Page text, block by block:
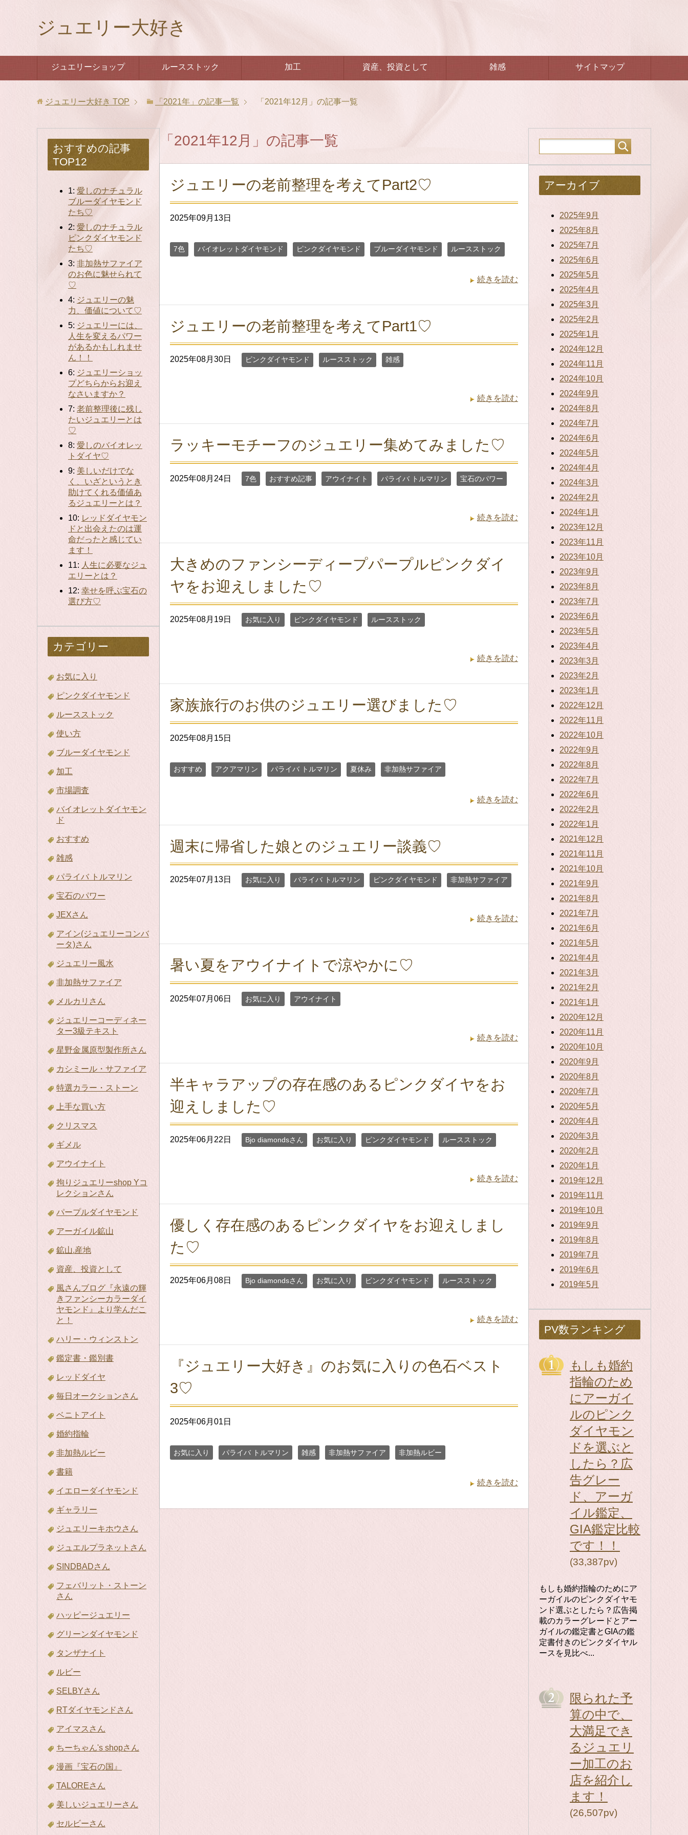
ジュエリー大好き
ジュエリーショップ ルースストック 加工 資産、投資として 雑感 サイトマップ
ジュエリー大好き TOP 「2021年」の記事一覧 「2021年12月」の記事一覧
おすすめの記事
TOP12
1: 愛しのナチュラル
ブルーダイヤモンド
たち♡
2: 愛しのナチュラル
ピンクダイヤモンド
たち♡
3: 非加熱サファイア
のお色に魅せられて
♡
4: ジュエリーの魅
力、価値について♡
5: ジュエリーには、
人生を変えるパワー
があるかもしれませ
ん！！
6: ジュエリーショッ
プどちらからお迎え
なさいますか？
7: 老前整理後に残し
たいジュエリーとは
♡
8: 愛しのバイオレッ
トダイヤ♡
9: 美しいだけでな
く、いざというとき
助けてくれる価値あ
るジュエリーとは？
10: レッドダイヤモン
ドと出会えたのは運
命だったと感じてい
ます！
11: 人生に必要なジュ
エリーとは？
12: 幸せを呼ぶ宝石の
選び方♡
カテゴリー
お気に入り
ピンクダイヤモンド
ルースストック
使い方
ブルーダイヤモンド
加工
市場調査
バイオレットダイヤモン
ド
おすすめ
雑感
パライバ トルマリン
宝石のパワー
JEXさん
アイン(ジュエリーコンバ
ータ)さん
ジュエリー風水
非加熱サファイア
メルカリさん
ジュエリーコーディネー
ター3級テキスト
星野金属原型製作所さん
カシミール・サファイア
特選カラー・ストーン
上手な買い方
クリスマス
ギメル
アウイナイト
拘りジュエリーshop Yコ
レクションさん
パープルダイヤモンド
アーガイル鉱山
鉱山.産地
資産、投資として
風さんブログ『永遠の輝
きファンシーカラーダイ
ヤモンド』より学んだこ
と！
ハリー・ウィンストン
鑑定書・鑑別書
レッドダイヤ
毎日オークションさん
ベニトアイト
婚約指輪
非加熱ルビー
書籍
イエローダイヤモンド
ギャラリー
ジュエリーキホウさん
ジュエルプラネットさん
SINDBADさん
フェバリット・ストーン
さん
ハッピージュエリー
グリーンダイヤモンド
タンザナイト
ルビー
SELBYさん
RTダイヤモンドさん
アイマスさん
ちーちゃん's shopさん
漫画『宝石の国』
TALOREさん
美しいジュエリーさん
セルビーさん
「2021年12月」の記事一覧
ジュエリーの老前整理を考えてPart2♡
2025年09月13日
7色 バイオレットダイヤモンド ピンクダイヤモンド ブルーダイヤモンド ルースストック
続きを読む
ジュエリーの老前整理を考えてPart1♡
2025年08月30日 ピンクダイヤモンド ルースストック 雑感
続きを読む
ラッキーモチーフのジュエリー集めてみました♡
2025年08月24日 7色 おすすめ記事 アウイナイト パライバ トルマリン 宝石のパワー
続きを読む
大きめのファンシーディープパープルピンクダイ
ヤをお迎えしました♡
2025年08月19日 お気に入り ピンクダイヤモンド ルースストック
続きを読む
家族旅行のお供のジュエリー選びました♡
2025年08月15日
おすすめ アクアマリン パライバ トルマリン 夏休み 非加熱サファイア
続きを読む
週末に帰省した娘とのジュエリー談義♡
2025年07月13日 お気に入り パライバ トルマリン ピンクダイヤモンド 非加熱サファイア
続きを読む
暑い夏をアウイナイトで涼やかに♡
2025年07月06日 お気に入り アウイナイト
続きを読む
半キャラアップの存在感のあるピンクダイヤをお
迎えしました♡
2025年06月22日 Bjo diamondsさん お気に入り ピンクダイヤモンド ルースストック
続きを読む
優しく存在感のあるピンクダイヤをお迎えしまし
た♡
2025年06月08日 Bjo diamondsさん お気に入り ピンクダイヤモンド ルースストック
続きを読む
『ジュエリー大好き』のお気に入りの色石ベスト
3♡
2025年06月01日
お気に入り パライバ トルマリン 雑感 非加熱サファイア 非加熱ルビー
続きを読む
アーカイブ
2025年9月
2025年8月
2025年7月
2025年6月
2025年5月
2025年4月
2025年3月
2025年2月
2025年1月
2024年12月
2024年11月
2024年10月
2024年9月
2024年8月
2024年7月
2024年6月
2024年5月
2024年4月
2024年3月
2024年2月
2024年1月
2023年12月
2023年11月
2023年10月
2023年9月
2023年8月
2023年7月
2023年6月
2023年5月
2023年4月
2023年3月
2023年2月
2023年1月
2022年12月
2022年11月
2022年10月
2022年9月
2022年8月
2022年7月
2022年6月
2022年2月
2022年1月
2021年12月
2021年11月
2021年10月
2021年9月
2021年8月
2021年7月
2021年6月
2021年5月
2021年4月
2021年3月
2021年2月
2021年1月
2020年12月
2020年11月
2020年10月
2020年9月
2020年8月
2020年7月
2020年5月
2020年4月
2020年3月
2020年2月
2020年1月
2019年12月
2019年11月
2019年10月
2019年9月
2019年8月
2019年7月
2019年6月
2019年5月
PV数ランキング
もしも婚約
指輪のため
にアーガイ
ルのピンク
ダイヤモン
ドを選ぶと
したら？広
告グレー
ド、アーガ
イル鑑定、
GIA鑑定比較
です！！
(33,387pv)
もしも婚約指輪のためにア
ーガイルのピンクダイヤモ
ンド選ぶとしたら？広告掲
載のカラーグレードとアー
ガイルの鑑定書とGIAの鑑
定書付きのピンクダイヤル
ースを見比べ...
限られた予
算の中で、
大満足でき
るジュエリ
ー加工のお
店を紹介し
ます！
(26,507pv)